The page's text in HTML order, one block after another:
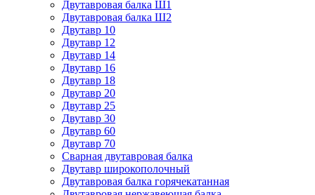
Двутавровая балка Ш1
Двутавровая балка Ш2
Двутавр 10
Двутавр 12
Двутавр 14
Двутавр 16
Двутавр 18
Двутавр 20
Двутавр 25
Двутавр 30
Двутавр 60
Двутавр 70
Сварная двутавровая балка
Двутавр широкополочный
Двутавровая балка горячекатанная